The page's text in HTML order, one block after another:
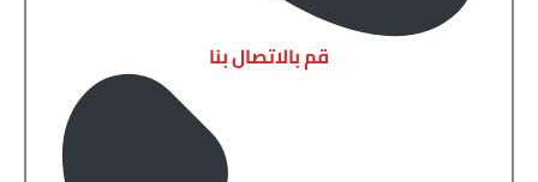
قم بالاتصال بنا